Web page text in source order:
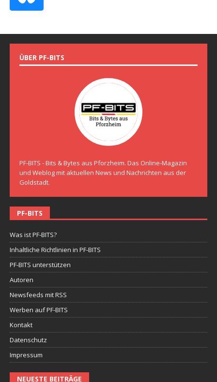
ÜBER PF-BITS
PF-BITS - Bits & Bytes aus Pforzheim. Das Online-Magazin
und Weblog mit aktuellen News und Nachrichten aus der
Goldstadt.
PF-BITS
Was ist PF-BITS?
Inhaltliche Richtlinien in PF-BITS
PF-BITS unterstützen
Autoren
Newsfeeds mit RSS
Werben auf PF-BITS
Kontakt
Datenschutz
Impressum
NEUESTE BEITRÄGE